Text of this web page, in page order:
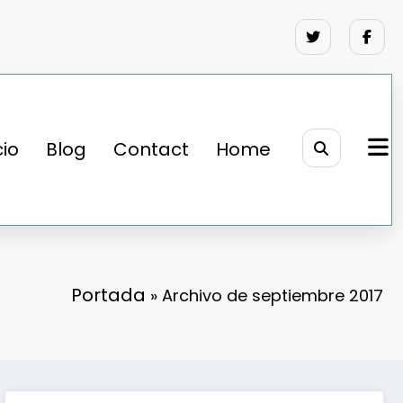
Blog Contact Home
Portada » Archivo de septiembre 2017